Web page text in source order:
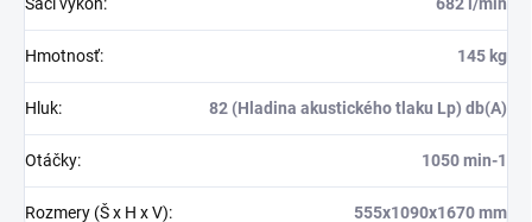
Sací výkon: 682 l/min
Hmotnosť: 145 kg
Hluk: 82 (Hladina akustického tlaku Lp) db(A)
Otáčky: 1050 min-1
Rozmery (Š x H x V): 555x1090x1670 mm